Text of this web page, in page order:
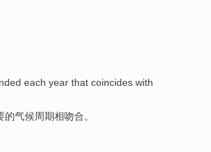
each year that coincides with
的气候周期相吻合。